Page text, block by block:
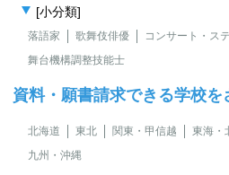
[小分類]
落語家 歌舞伎俳優 コンサート・ス
舞台機構調整技能士
資料・願書請求できる学校を
北海道 東北 関東・甲信越 東海・
九州・沖縄